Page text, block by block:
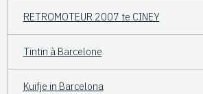
RETROMOTEUR 2007 te CINEY
Tintin à Barcelone
Kuifje in Barcelona